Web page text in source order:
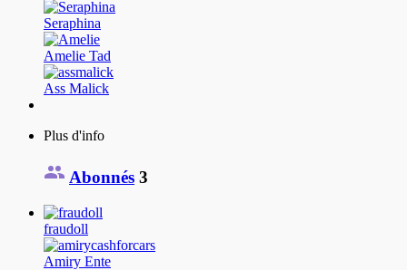
Seraphina
Amelie Tad
Ass Malick
Plus d'info
Abonnés 3
fraudoll
Amiry Ente